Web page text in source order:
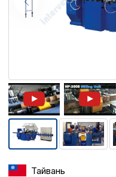
Тайвань